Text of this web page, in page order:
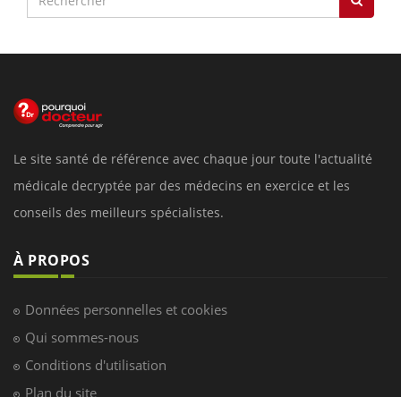
Le site santé de référence avec chaque jour toute l'actualité
médicale decryptée par des médecins en exercice et les
conseils des meilleurs spécialistes.
À PROPOS
Données personnelles et cookies
Qui sommes-nous
Conditions d'utilisation
Plan du site